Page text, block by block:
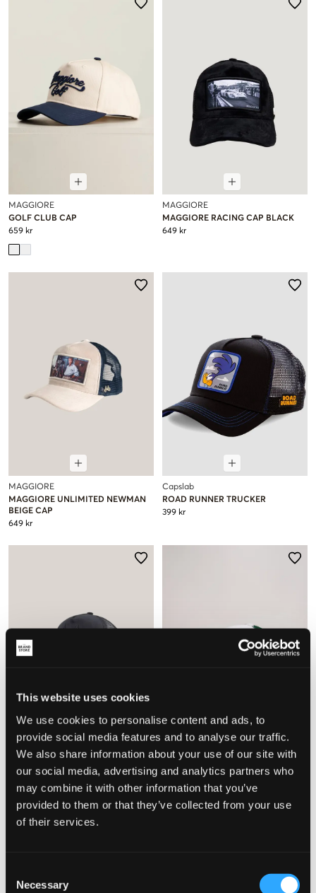
This website uses cookies
We use cookies to personalise content and ads, to
provide social media features and to analyse our traffic.
We also share information about your use of our site with
our social media, advertising and analytics partners who
may combine it with other information that you’ve
provided to them or that they’ve collected from your use
of their services.
Selection
Necessary
MAGGIORE
GOLF CLUB CAP
659 kr
MAGGIORE
MAGGIORE RACING CAP BLACK
649 kr
MAGGIORE
MAGGIORE UNLIMITED NEWMAN
BEIGE CAP
649 kr
Capslab
ROAD RUNNER TRUCKER
399 kr
MAGGIORE
MAGGIORE UNLIMITED M LOGO
BLACK CAP
MAGGIORE
MAGGIORE FERRY GREY CAP
649 kr